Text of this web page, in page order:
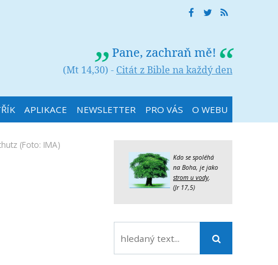
Pane, zachraň mě!
(Mt 14,30) - Citát z Bible na každý den
APLIKACE NEWSLETTER PRO VÁS O WEBU
(Foto: IMA)
Kdo se spoléhá
na Boha, je jako
strom u vody.
(Jr 17,5)